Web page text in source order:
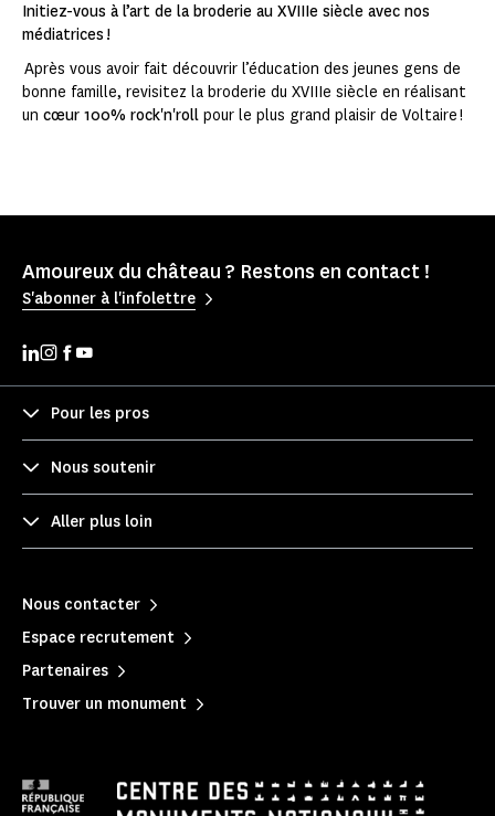
Initiez-vous à l’art de la broderie au XVIIIe siècle avec nos
médiatrices !
Après vous avoir fait découvrir l’éducation des jeunes gens de
bonne famille, revisitez la broderie du XVIIIe siècle en réalisant
un cœur 100% rock'n'roll pour le plus grand plaisir de Voltaire !
Amoureux du château ? Restons en contact !
S'abonner à l'infolettre
Pour les pros
Nous soutenir
Aller plus loin
Nous contacter
Espace recrutement
Partenaires
Trouver un monument